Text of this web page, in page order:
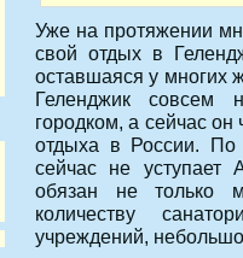
Уже на протяжении
свой отдых в
оставшаяся у многих
Геленджик совсем
городком, а сейчас
отдыха в России.
сейчас не уступает
обязан не только
количеству
учреждений,